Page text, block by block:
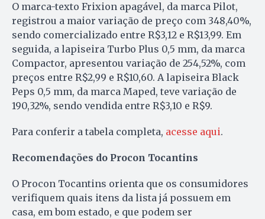
O marca-texto Frixion apagável, da marca Pilot,
registrou a maior variação de preço com 348,40%,
sendo comercializado entre R$3,12 e R$13,99. Em
seguida, a lapiseira Turbo Plus 0,5 mm, da marca
Compactor, apresentou variação de 254,52%, com
preços entre R$2,99 e R$10,60. A lapiseira Black
Peps 0,5 mm, da marca Maped, teve variação de
190,32%, sendo vendida entre R$3,10 e R$9.
Para conferir a tabela completa, acesse aqui.
Recomendações do Procon Tocantins
O Procon Tocantins orienta que os consumidores
verifiquem quais itens da lista já possuem em
casa, em bom estado, e que podem ser